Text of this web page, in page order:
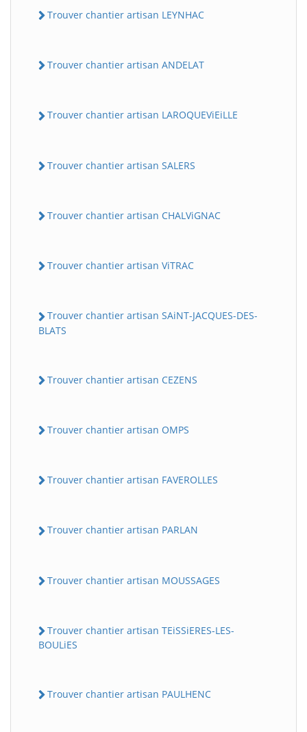
Trouver chantier artisan LEYNHAC
Trouver chantier artisan ANDELAT
Trouver chantier artisan LAROQUEViEiLLE
Trouver chantier artisan SALERS
Trouver chantier artisan CHALViGNAC
Trouver chantier artisan ViTRAC
Trouver chantier artisan SAiNT-JACQUES-DES-
BLATS
Trouver chantier artisan CEZENS
Trouver chantier artisan OMPS
Trouver chantier artisan FAVEROLLES
Trouver chantier artisan PARLAN
Trouver chantier artisan MOUSSAGES
Trouver chantier artisan TEiSSiERES-LES-
BOULiES
Trouver chantier artisan PAULHENC